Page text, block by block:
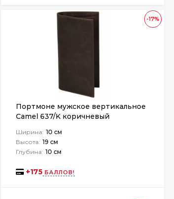
-17%
Портмоне мужское вертикальное
Camel 637/K коричневый
Ширина: 10 см
Высота: 19 см
Глубина: 10 см
+175БАЛЛОВ!